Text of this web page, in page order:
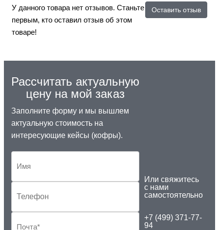
Оставить отзыв
У данного товара нет отзывов. Станьте
первым, кто оставил отзыв об этом
товаре!
Рассчитать актуальную
цену на мой заказ
Заполните форму и мы вышлем
актуальную стоимость на
интересующие кейсы (кофры).
Или свяжитесь
с нами
самостоятельно
+7 (499) 371-77-
94